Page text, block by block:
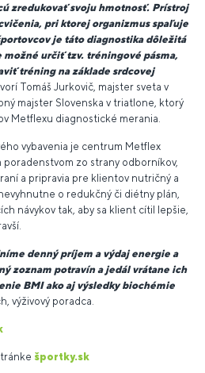
zredukovať svoju hmotnosť. Prístroj
pri ktorej organizmus spaľuje
je táto diagnostika dôležitá
určiť tzv. tréningové pásma,
tréning na základe srdcovej
Tomáš Jurkovič, majster sveta v
majster Slovenska v triatlone, ktorý
Metflexu diagnostické merania.
vybavenia je centrum Metflex
zo strany odborníkov,
a pripravia pre klientov nutričný a
o redukčný či diétny plán,
návykov tak, aby sa klient cítil lepšie,
denný príjem a výdaj energie a
zoznam potravín a jedál vrátane ich
BMI ako aj výsledky biochémie
výživový poradca.
športky.sk